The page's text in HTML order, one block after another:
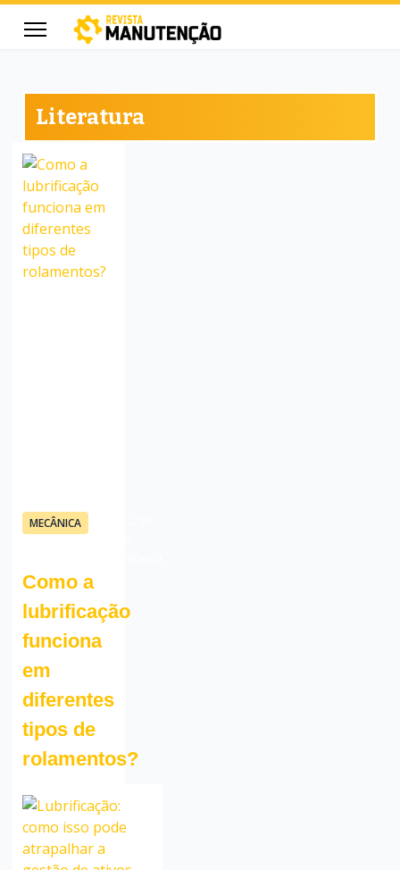
Literatura
MECÂNICA
Como a
lubrificação
funciona
em
diferentes
tipos de
rolamentos?
for results.